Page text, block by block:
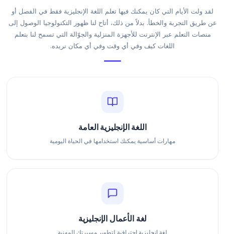
لقد ولت الأيام التي كان يمكنك فيها تعلم اللغة الإنجليزية فقط في الفصل أو
عن طريق التجربة والخطأ. بدلاً من ذلك، أتاح لنا ظهور التكنولوجيا الوصول إلى
منصات التعلم عبر الإنترنت للأجهزة المنزلية والجوّالة التي تسمح لنا بتعلم
اللغات كيف وفي أي وقت وفي أي مكان نريده.
اللغة الإنجليزية العامة
مهارات أساسية يمكنك استخدامها في الحياة اليومية
لغة الأعمال الإنجليزية
لغة إنجليزية احترافية لتطوير مسيرتك المهنية